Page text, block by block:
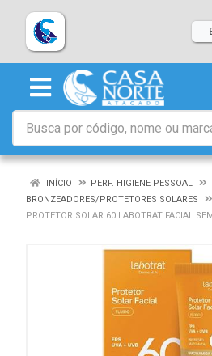
INÍCIO
PERF. HIGIENE PESSOAL
BRONZEADORES/PROTETORES SOLARES
PROTETOR SOLAR 60 LABOTRAT FACIAL